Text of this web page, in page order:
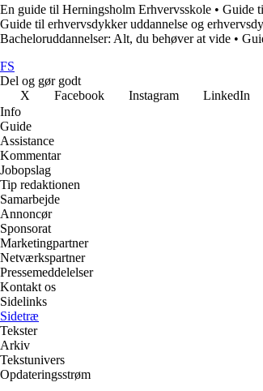
En guide til Herningsholm Erhvervsskole • Guide
Guide til erhvervsdykker uddannelse og
Bacheloruddannelser: Alt, du behøver at vide •
FS
Del og gør godt
X
Facebook Instagram LinkedIn
Info
Guide
Assistance
Kommentar
Jobopslag
Tip redaktionen
Samarbejde
Annoncør
Sponsorat
Marketingpartner
Netværkspartner
Pressemeddelelser
Kontakt os
Sidelinks
Sidetræ
Tekster
Arkiv
Tekstunivers
Opdateringsstrøm